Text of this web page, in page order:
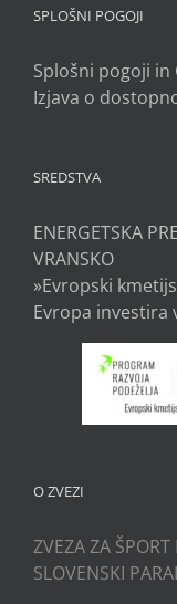
SPLOŠNI POGOJI
Splošni pogoji in
Izjava o
SREDSTVA
ENERGETSKA
VRANSKO
»Evropski
Evropa investira
O ZVEZI
ZVEZA ZA
SLOVENSKI